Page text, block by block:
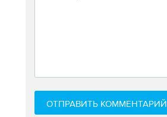
ОТПРАВИТЬ КОММЕНТАРИЙ